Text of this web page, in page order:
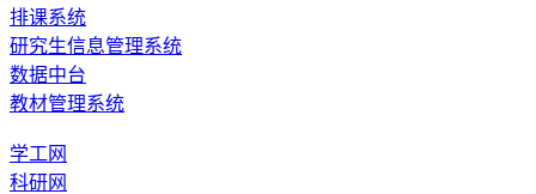
排课系统
研究生信息管理系统
数据中台
教材管理系统
学工网
科研网